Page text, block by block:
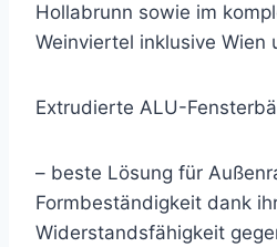
Hollabrunn sowie im
Weinviertel inklusive Wien
Extrudierte ALU-
– beste Lösung für
Formbeständigkeit dank
Widerstandsfähigkeit